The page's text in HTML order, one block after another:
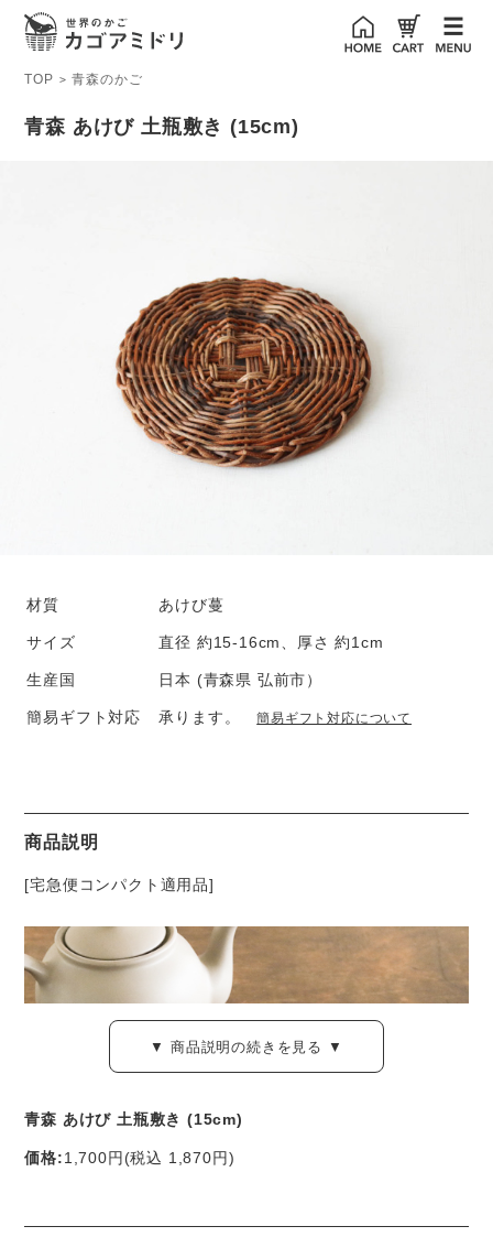
TOP > 青森のかご
青森 あけび 土瓶敷き (15cm)
材質 あけび蔓
サイズ 直径 約15-16cm、厚さ 約1cm
生産国 日本 (青森県 弘前市）
簡易ギフト対応 承ります。簡易ギフト対応について
商品説明
[宅急便コンパクト適用品]
▼ 商品説明の続きを見る ▼
青森 あけび 土瓶敷き (15cm)
価格:1,700円 (税込 1,870円)